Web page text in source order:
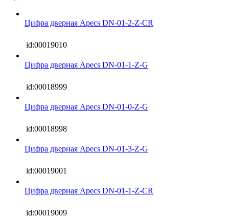
Цифра дверная Apecs DN-01-2-Z-CR
id:00019010
Цифра дверная Apecs DN-01-1-Z-G
id:00018999
Цифра дверная Apecs DN-01-0-Z-G
id:00018998
Цифра дверная Apecs DN-01-3-Z-G
id:00019001
Цифра дверная Apecs DN-01-1-Z-CR
id:00019009